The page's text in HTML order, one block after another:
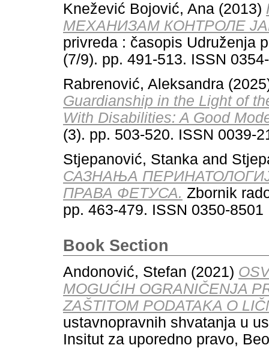
Knežević Bojović, Ana (2013)
МЕХАНИЗАМ КОНТРОЛЕ
privreda : časopis Udruženja
(7/9). pp. 491-513. ISSN
Rabrenović, Aleksandra
Guardianship in the Light of
With Disabilities: A Good
(3). pp. 503-520. ISSN 0039-
Stjepanović, Stanka and
САЗНАЊА
ПРАВА ФЕТУСА. Zbornik
pp. 463-479. ISSN 0350-8501
Book Section
Andonović, Stefan (2021)
MOGUĆIH OGRANIČENJA
ZAŠTITOM PODATAKA O
ustavnopravnih shvatanja u
Insitut za uporedno pravo,